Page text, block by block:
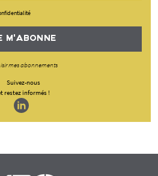
M'ABONNE
mes abonnements
Suivez-nous
restez informés !